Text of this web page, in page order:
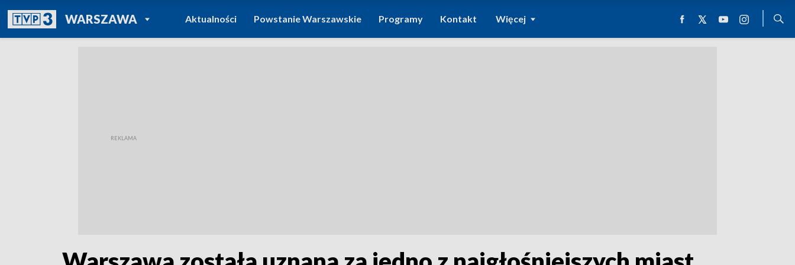
WARSZAWAPOWRÓT DO
TVP REGIONY
Aktualności Powstanie Warszawskie Programy Kontakt Więcej